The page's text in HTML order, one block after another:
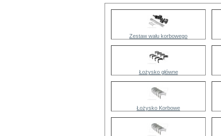
Zestaw wału korbowego
Łożysko główne
Łożysko Korbowe